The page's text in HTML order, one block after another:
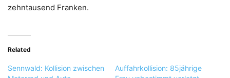
zehntausend Franken.
Related
Sennwald: Kollision zwischen
Auffahrkollision: 85jährige